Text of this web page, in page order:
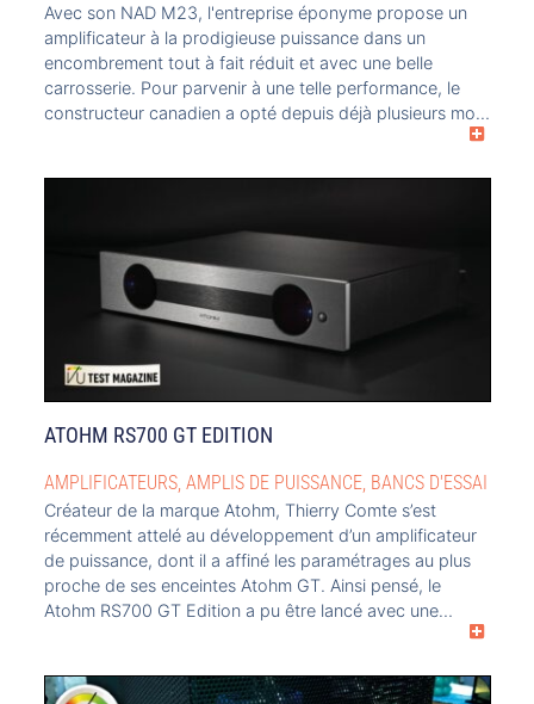
Avec son NAD M23, l'entreprise éponyme propose un
amplificateur à la prodigieuse puissance dans un
encombrement tout à fait réduit et avec une belle
carrosserie. Pour parvenir à une telle performance, le
constructeur canadien a opté depuis déjà plusieurs mois
pour les nouveaux circuits Eigentakt nés des recherches
ATOHM RS700 GT EDITION
AMPLIFICATEURS, AMPLIS DE PUISSANCE, BANCS D'ESSAI
Créateur de la marque Atohm, Thierry Comte s’est
récemment attelé au développement d’un amplificateur
de puissance, dont il a affiné les paramétrages au plus
proche de ses enceintes Atohm GT. Ainsi pensé, le
Atohm RS700 GT Edition a pu être lancé avec une
puissance de 350 W sous 8 ohms en classe D, avec un
DSP.